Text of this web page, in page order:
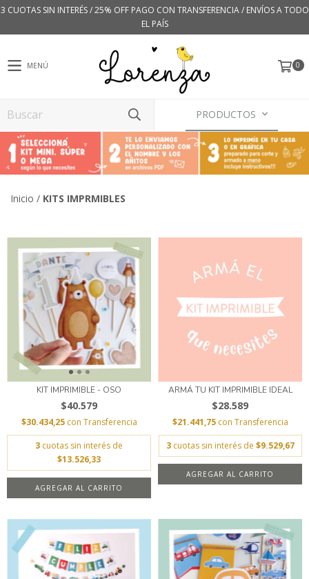
3 CUOTAS SIN INTERÉS / 25% OFF PAGO CON TRANSFERENCIA / ENVÍOS A TODO
EL PAÍS
MENÚ 0
PRODUCTOS
Inicio / KITS IMPRMIBLES
KIT IMPRIMIBLE - OSO
$40.579
$30.434,25 con Transferencia
3 cuotas sin interés de
$13.526,33
AGREGAR AL CARRITO
ARMÁ TU KIT IMPRIMIBLE IDEAL
$28.589
$21.441,75 con Transferencia
3 cuotas sin interés de $9.529,67
AGREGAR AL CARRITO